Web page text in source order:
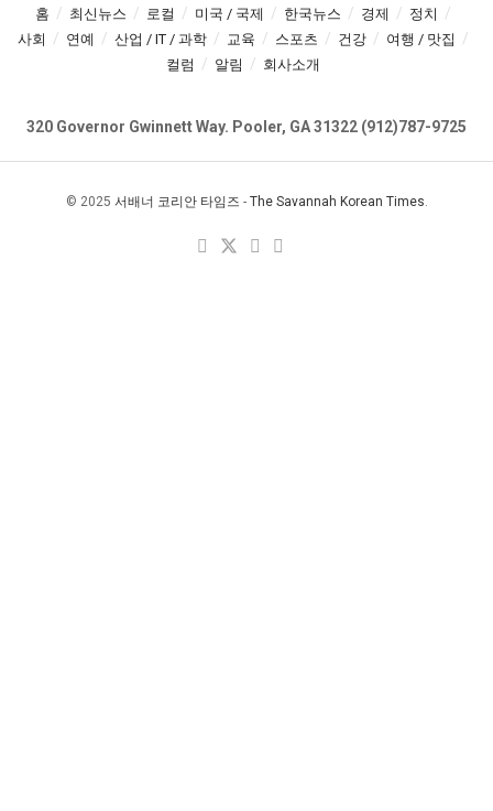
홈 최신뉴스 로컬 미국 / 국제 한국뉴스 경제
정치
사회
연예 산업 / IT / 과학 교육 스포츠 건강
여행 / 맛집
컬럼
알림 회사소개
320 Governor Gwinnett Way. Pooler, GA 31322 (912)787-9725
© 2025 서배너 코리안 타임즈 - The Savannah Korean Times.